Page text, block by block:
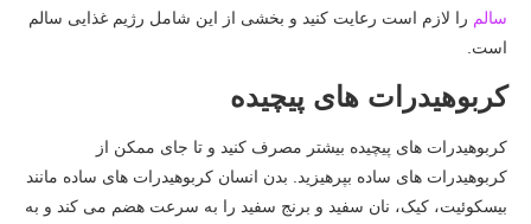
سالم را لازم است رعایت کنید و بخشی از این شامل رژیم غذایی سالم
است.
کربوهیدرات های پیچیده
کربوهیدرات های پیچیده بیشتر مصرف کنید و تا جای ممکن از
کربوهیدرات های ساده بپرهیزید. بدن انسان کربوهیدرات های ساده مانند
بیسکوئیت، کیک، نان سفید و برنج سفید را به سرعت هضم می کند و به